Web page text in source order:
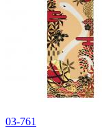
03-761